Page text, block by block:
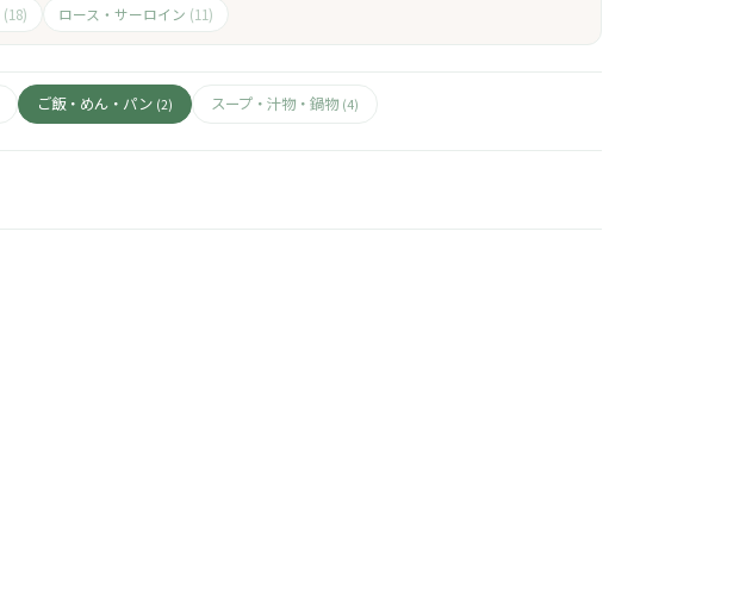
(18) ロース・サーロイン (11)
ご飯・めん・パン (2) スープ・汁物・鍋物 (4)